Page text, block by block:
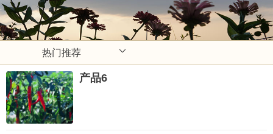
热门推荐
产品6